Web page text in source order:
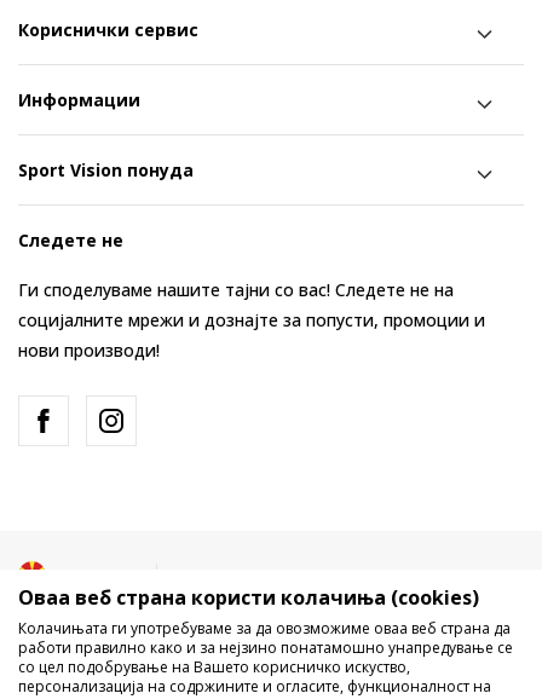
Кориснички сервис
Информации
Sport Vision понуда
Следете не
Ги споделуваме нашите тајни со вас! Следете не на
социјалните мрежи и дознајте за попусти, промоции и
нови производи!
Оваа веб страна користи колачиња (cookies)
Колачињата ги употребуваме за да овозможиме оваа веб страна да
работи правилно како и за нејзино понатамошно унапредување се
со цел подобрување на Вашето корисничко искуство,
персонализација на содржините и огласите, функционалност на